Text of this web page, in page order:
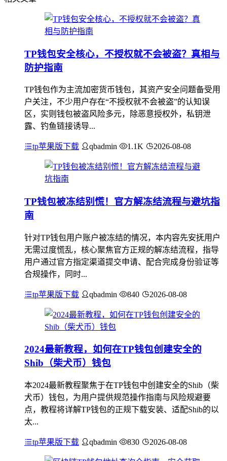
TP钱包安全核心，不授权就不会被盗？真相与
防护指南
TP钱包作为主流加密货币钱包，其资产安全问题备受用
户关注，不少用户存在“不授权就不会被盗”的认知误
区，实则钱包被盗风险多元，除恶意授权外，私钥泄
露、钓鱼链接诱导...
tp苹果版下载 qbadmin 1.1K 2026-08-08
TP钱包被冻结别慌！官方解冻结流程与避坑指
南
针对TP钱包用户账户被冻结的情况，本内容先安抚用户
无需过度慌乱，核心聚焦官方正规的解冻结流程，指导
用户通过官方指定渠道提交申请、配合完成身份验证等
合规操作，同时...
tp苹果版下载 qbadmin 840 2026-08-08
2024最新教程，如何在TP钱包创建安全的
Shib（柴犬币）钱包
本2024最新教程聚焦于在TP钱包中创建安全的Shib（柴
犬币）钱包，为用户提供规范操作指南与风险规避要
点，教程将详解TP钱包的正规下载安装、适配Shib的以
太...
tp苹果版下载 qbadmin 830 2026-08-08